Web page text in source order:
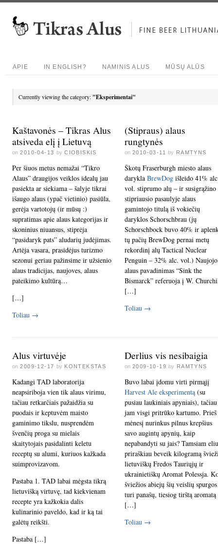
APIE IN ENGLISH? NAMINIS ALUS MŪSŲ ALŪS
Currently viewing the category: "Eksperimentai"
Kaštavonės – Tikras Alus
atsiveda elį į Lietuvą
on 2010-04-13 by CIOBISKIS
Per šiuos metus nemažai “Tikro
Alaus” draugijos veiklos idealų jau
pasiekta ar siekiama – šalyje tikrai
išaugo alaus (ypač vietinio) pasiūla,
gerėja vartotojų (ir mūsų :)
supratimas apie alaus kategorijas ir
skoninius niuansus, stiprėja
“pasidaryk pats” aludarių judėjimas.
Artėja vasara, prasidėjus turizmo
sezonui geriau pažinsime ir užsienio
alaus tradicijas, naujoves, alaus
pateikimo kultūrą…
[…]
Toliau →
(Stipraus) alaus
rungtynės
on 2010-03-11 by RAMTYNS
Škotų Fraserburgh miesto alaus
darykla BrewDogišleido 41%
vol. stiprumo alų – ir susigrąžino
stipriausio pasaulyje alaus
gamintojo titulą iš vokiečių
daryklos Schorschbrau (jų
Schorschbock buvo 40% ir
tų pačių BrewDog pernai metų
rekordinį alų Tactical Nuclear
Penguin – 32% alc. vol.) Naujojo
alaus pavadinimas “Sink the
Bismarck” referuoja į W.
[…]
Toliau →
Alus virtuvėje
on 2009-12-17 by KONTEKSTAS
Kadangi TAD laboratorija
neapsiriboja vien tik alaus virimu,
tačiau retkarčiais pažaidžia su
puodais ir keptuvėm maisto
gaminimo tikslu, nusprendėm
švenčių proga su mielais
skaitytojais pasidalinti keletu
receptų su alumi, kuriuos kažkada
suimprovizavom.
Pastaba 1. TAD labai mėgsta tikrą
lietuvišką virtuvę, tad kiekvienam
recepte yra kažkokia dalis
kulinarinio paveldo, kad ir ką tai
galėtų reikšti.
Pastaba […]
Derlius vis nesibaigia
on 2009-10-19 by RAMTYNS
Buvo labai įdomu virti pirmąjį
Harvest Ale eksperimentą(su
pusiau laukiniais apyniais), tačiau
jam visgi pritrūko kartumo. Prieš
mėnesį nurinkus pilnus krepšius
savo augintų apynių, kaip
nepabandyti su jais? Tamsiam
priraškiau beveik kilogramą
lietuviškų Fredos Tauriųjų ir
ukrainietiškų Aromat Polessja.
šviežios abiejų šių veislių spurgos
turi panašų, tiesiog tirštą aromatą
[…]
Toliau →